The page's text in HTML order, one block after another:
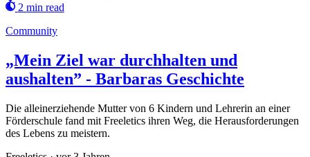
2 min read
Community
„Mein Ziel war durchhalten und
aushalten” - Barbaras Geschichte
Die alleinerziehende Mutter von 6 Kindern und Lehrerin an einer
Förderschule fand mit Freeletics ihren Weg, die Herausforderungen
des Lebens zu meistern.